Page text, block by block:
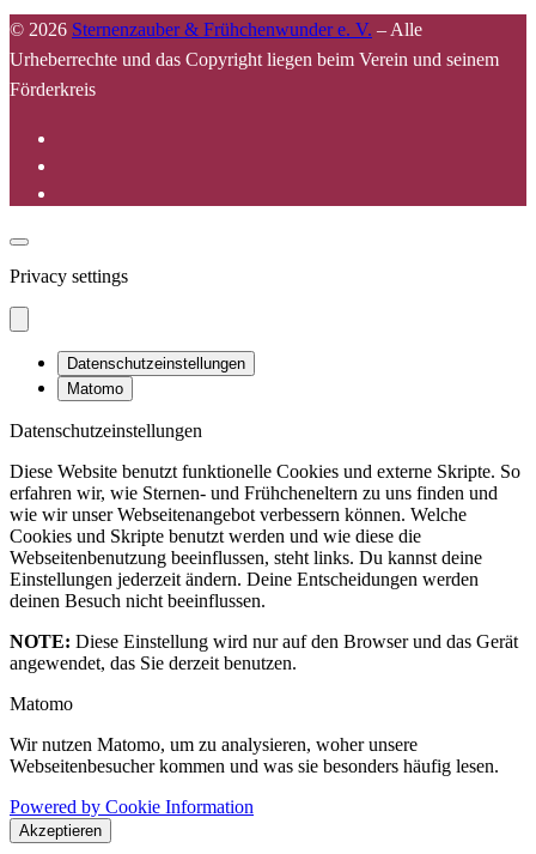
© 2026 Sternenzauber & Frühchenwunder e. V. – Alle
Urheberrechte und das Copyright liegen beim Verein und seinem
Förderkreis
Privacy settings
Datenschutzeinstellungen
Matomo
Datenschutzeinstellungen
Diese Website benutzt funktionelle Cookies und externe Skripte. So
erfahren wir, wie Sternen- und Frühcheneltern zu uns finden und
wie wir unser Webseitenangebot verbessern können. Welche
Cookies und Skripte benutzt werden und wie diese die
Webseitenbenutzung beeinflussen, steht links. Du kannst deine
Einstellungen jederzeit ändern. Deine Entscheidungen werden
deinen Besuch nicht beeinflussen.
NOTE: Diese Einstellung wird nur auf den Browser und das Gerät
angewendet, das Sie derzeit benutzen.
Matomo
Wir nutzen Matomo, um zu analysieren, woher unsere
Webseitenbesucher kommen und was sie besonders häufig lesen.
Powered by Cookie Information
Akzeptieren